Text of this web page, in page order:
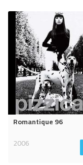
Romantique 96
2006